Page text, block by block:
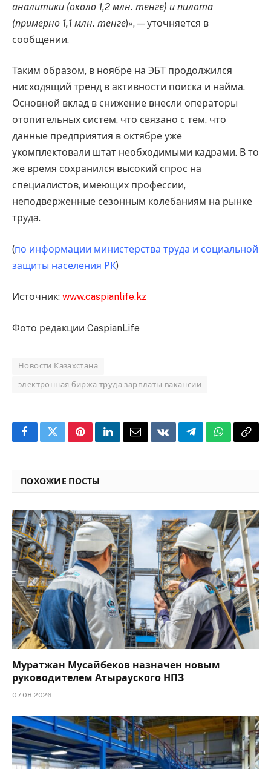
аналитики (около 1,2 млн. тенге) и пилота
(примерно 1,1 млн. тенге)», — уточняется в
сообщении.
Таким образом, в ноябре на ЭБТ продолжился
нисходящий тренд в активности поиска и найма.
Основной вклад в снижение внесли операторы
отопительных систем, что связано с тем, что
данные предприятия в октябре уже
укомплектовали штат необходимыми кадрами. В то
же время сохранился высокий спрос на
специалистов, имеющих профессии,
неподверженные сезонным колебаниям на рынке
труда.
(по информации министерства труда и социальной
защиты населения РК)
Источник: www.caspianlife.kz
Фото редакции CaspianLife
Новости Казахстана
электронная биржа труда зарплаты вакансии
FacebookTwitterPinterestLinkedInEmailVKontakteTelegramWhatsApp
Copy
ПОХОЖИЕ ПОСТЫ
Муратжан Мусайбеков назначен новым
руководителем Атырауского НПЗ
07.08.2026